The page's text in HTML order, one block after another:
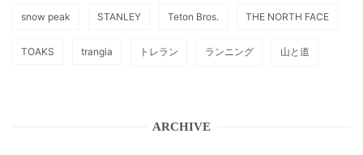
snow peak STANLEY Teton Bros. THE NORTH FACE
TOAKS trangia トレラン ランニング 山と道
ARCHIVE